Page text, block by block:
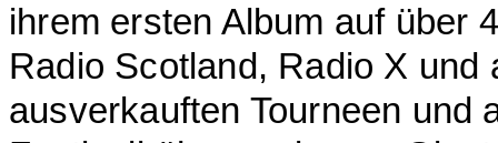
ihrem ersten Album auf über
Radio Scotland, Radio X
ausverkauften Tourneen und